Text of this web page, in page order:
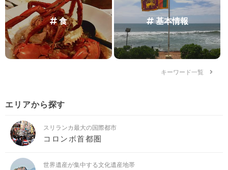
食 基本情報
キーワード一覧
エリアから探す
スリランカ最大の国際都市
コロンボ首都圏
世界遺産が集中する文化遺産地帯